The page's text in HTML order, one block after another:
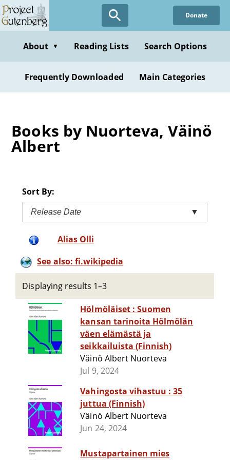
Skip
to
content
Donate
About ▼ Reading Lists Search Options
Frequently Downloaded Main Categories
Books by Nuorteva, Väinö
Albert
Sort By:
Release Date ▼
Alias Olli
See also: fi.wikipedia
Displaying results 1–3
Hölmöläiset : Suomen
kansan tarinoita Hölmölän
väen elämästä ja
seikkailuista (Finnish)
Väinö Albert Nuorteva
Jul 9, 2024
Vahingosta vihastuu : 35
juttua (Finnish)
Väinö Albert Nuorteva
Jun 24, 2024
Mustapartainen mies